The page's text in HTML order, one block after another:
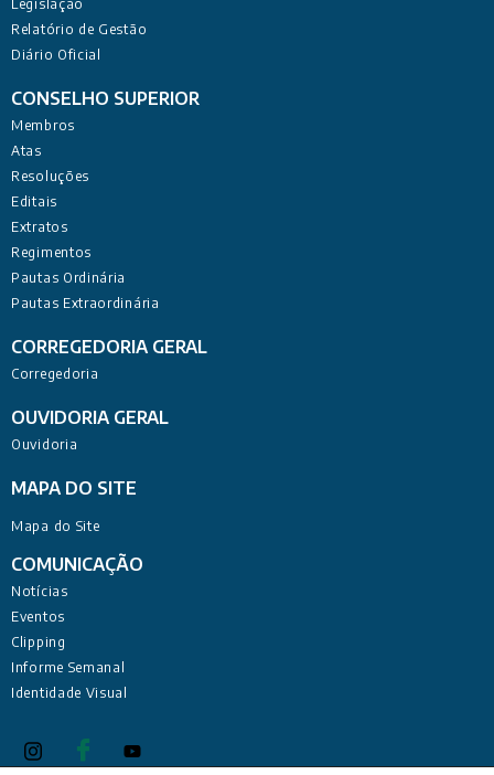
Legislação
Relatório de Gestão
Diário Oficial
CONSELHO SUPERIOR
Membros
Atas
Resoluções
Editais
Extratos
Regimentos
Pautas Ordinária
Pautas Extraordinária
CORREGEDORIA GERAL
Corregedoria
OUVIDORIA GERAL
Ouvidoria
MAPA DO SITE
Mapa do Site
COMUNICAÇÃO
Notícias
Eventos
Clipping
Informe Semanal
Identidade Visual